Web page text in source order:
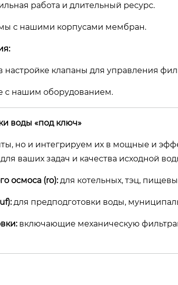
работа и длительный ресурс.
с нашими корпусами мембран.
клапаны для управления
с нашим оборудованием.
воды «под ключ»
но и интегрируем их в мощные и
ваших задач и качества исходной
осмоса (ro):для котельных, тэц,
для предподготовки воды,
включающие механическую